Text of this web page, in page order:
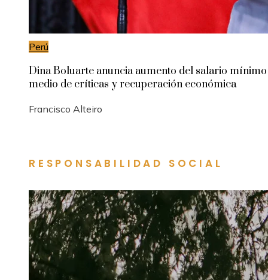
Perú
Dina Boluarte anuncia aumento del salario
medio de críticas y recuperación económica
Francisco Alteiro
RESPONSABILIDAD SOCIAL